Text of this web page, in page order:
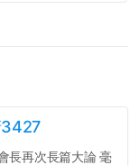
長再次長篇大論 毫